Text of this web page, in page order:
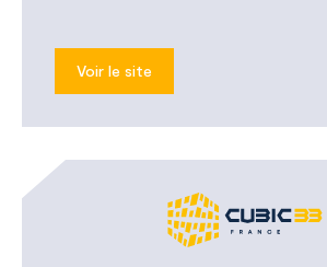
Voir le site